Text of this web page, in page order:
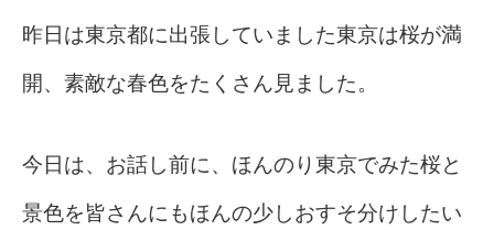
昨日は東京都に出張していました東京は桜が満
開、素敵な春色をたくさん見ました。
今日は、お話し前に、ほんのり東京でみた桜と
景色を皆さんにもほんの少しおすそ分けしたい